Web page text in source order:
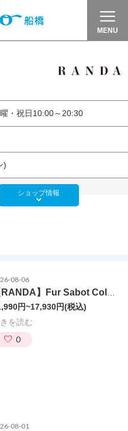
MENU
・祝日10:00～20:30
)
ショップ情報
08-06
円~17,930円(税込)
を読む
0
08-01